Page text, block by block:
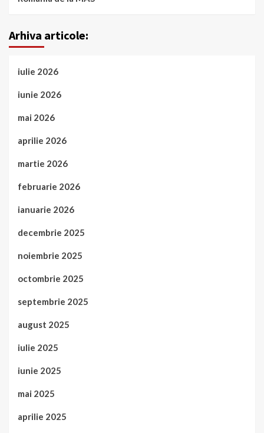
Arhiva articole:
iulie 2026
iunie 2026
mai 2026
aprilie 2026
martie 2026
februarie 2026
ianuarie 2026
decembrie 2025
noiembrie 2025
octombrie 2025
septembrie 2025
august 2025
iulie 2025
iunie 2025
mai 2025
aprilie 2025